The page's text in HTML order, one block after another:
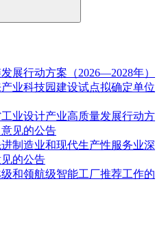
展行动方案（2026—2028年）
业科技园建设试点拟确定单位
业设计产业高质量发展行动方
见的公告
制造业和现代生产性服务业深
的公告
和领航级智能工厂推荐工作的